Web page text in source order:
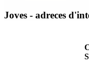
Joves - adreces